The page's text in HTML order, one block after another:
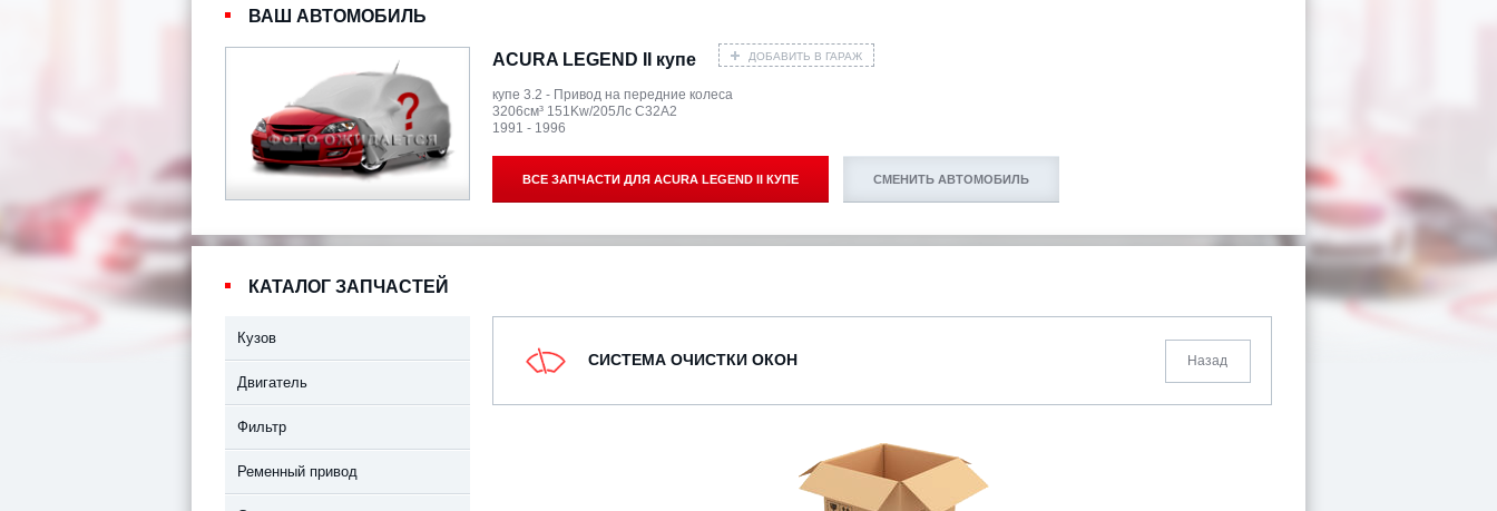
ВАШ АВТОМОБИЛЬ
ACURA LEGEND II купе ДОБАВИТЬ В ГАРАЖ
купе 3.2 - Привод на передние колеса
3206см³ 151Kw/205Лс C32A2
1991 - 1996
ВСЕ ЗАПЧАСТИ ДЛЯ ACURA LEGEND II КУПЕ СМЕНИТЬ АВТОМОБИЛЬ
КАТАЛОГ ЗАПЧАСТЕЙ
Кузов
Двигатель
Фильтр
Ременный привод
СИСТЕМА ОЧИСТКИ ОКОН Назад